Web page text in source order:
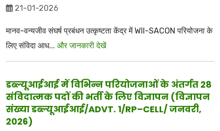
21-01-2026
मानव-वन्यजीव संघर्ष प्रबंधन उत्कृष्टता केंद्र में WII-SACON परियोजना के
लिए संविदा आध... और जानकारी देखें
डब्ल्यूआईआई में विभिन्न परियोजनाओं के अंतर्गत 28
संविदात्मक पदों की भर्ती के लिए विज्ञापन (विज्ञापन
संख्या डब्ल्यूआईआई/ADVT. 1/RP–CELL/ जनवरी,
2026)